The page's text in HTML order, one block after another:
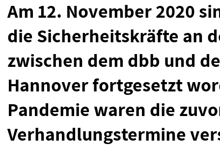
Am 12. November 2020
die Sicherheitskräfte an
zwischen dem dbb und
Hannover fortgesetzt
Pandemie waren die
Verhandlungstermine